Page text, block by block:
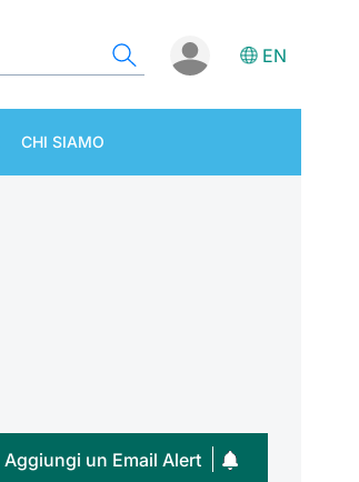
EN
CHI SIAMO
Aggiungi un Email Alert